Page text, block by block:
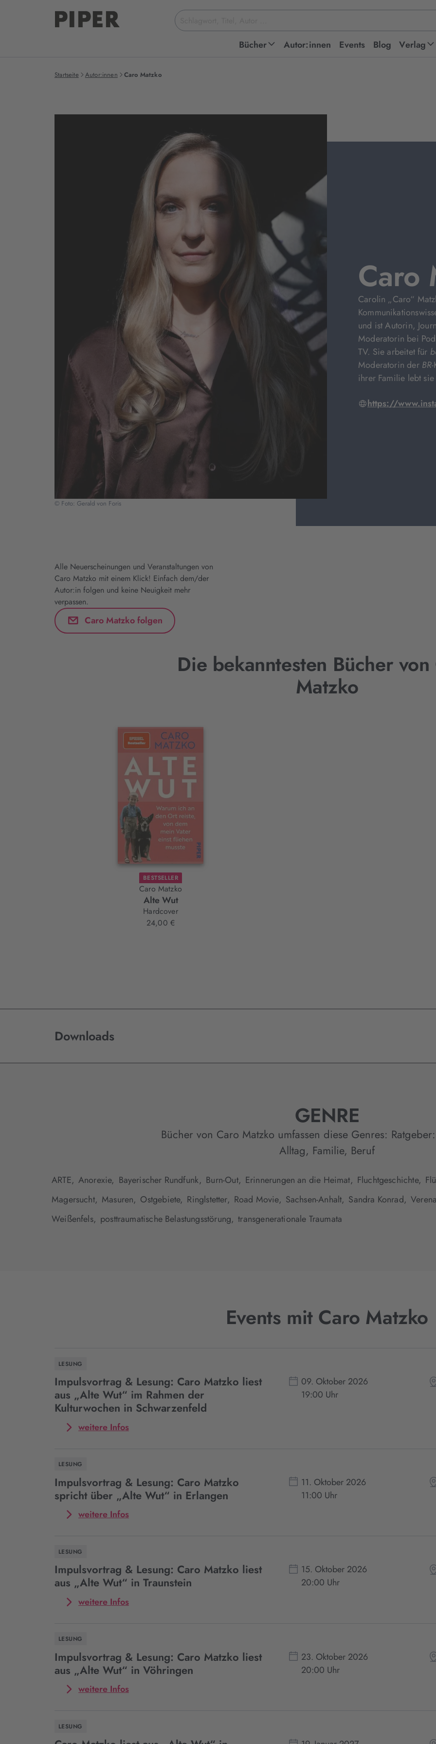
Suchbegriff
eingeben
Bücher Autor:innen Events Blog Verlag
Startseite Autor:innen Caro Matzko
© Foto: Gerald von Foris
Caro
Carolin „Caro“
und ist Autorin,
Moderatorin bei
TV. Sie arbeitet für
Moderatorin der BR
ihrer Familie lebt
https://
Alle Neuerscheinungen und Veranstaltungen von
Caro Matzko mit einem Klick! Einfach dem/der
Autor:in folgen und keine Neuigkeit mehr
verpassen.
Caro Matzko folgen
Die bekanntesten Bücher
Matzko
Interaktives
BESTSELLER
Caro Matzko
Alte Wut
Hardcover
24,00 €
Downloads
GENRE
Bücher von Caro Matzko umfassen diese Genres:
Alltag, Familie, Beruf
ARTE, Anorexie, Bayerischer Rundfunk, Burn-Out, Erinnerungen an die Heimat, Fluchtgeschichte,
Magersucht, Masuren, Ostgebiete, Ringlstetter, Road Movie, Sachsen-Anhalt, Sandra Konrad,
Weißenfels, posttraumatische Belastungsstörung, transgenerationale Traumata
Events mit Caro Matzko
LESUNG
Impulsvortrag & Lesung: Caro Matzko liest
aus „Alte Wut“ im Rahmen der
Kulturwochen in Schwarzenfeld
09. Oktober 2026
19:00 Uhr
weitere InfosMehr
Lesung:
Caro
Matzko
Rahmen
der
Kulturwochen
Schwarzenfeld
LESUNG
Impulsvortrag & Lesung: Caro Matzko
spricht über „Alte Wut“ in Erlangen
11. Oktober 2026
11:00 Uhr
weitere InfosMehr
Lesung:
Caro
Matzko
Erlangen
LESUNG
Impulsvortrag & Lesung: Caro Matzko liest
aus „Alte Wut“ in Traunstein
15. Oktober 2026
20:00 Uhr
weitere InfosMehr
Lesung:
Caro
Matzko
Traunstein
LESUNG
Impulsvortrag & Lesung: Caro Matzko liest
aus „Alte Wut“ in Vöhringen
23. Oktober 2026
20:00 Uhr
weitere InfosMehr
LESUNG